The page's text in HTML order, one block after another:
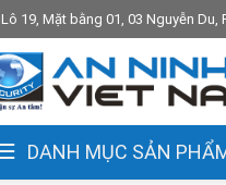
Lô 19, Mặt bằng 01, 03 Nguyễn Du,
DANH MỤC SẢN